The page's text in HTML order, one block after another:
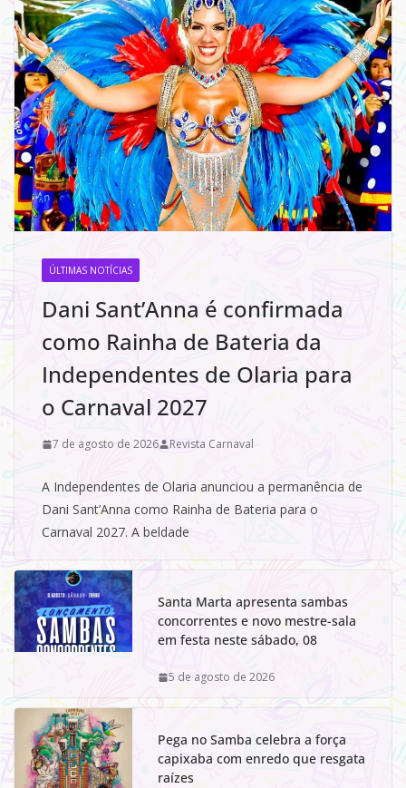
ÚLTIMAS NOTÍCIAS
Dani Sant’Anna é confirmada
como Rainha de Bateria da
Independentes de Olaria para
o Carnaval 2027
7 de agosto de 2026 Revista Carnaval
A Independentes de Olaria anunciou a permanência de
Dani Sant’Anna como Rainha de Bateria para o
Carnaval 2027. A beldade
Santa Marta apresenta sambas
concorrentes e novo mestre-sala
em festa neste sábado, 08
5 de agosto de 2026
Pega no Samba celebra a força
capixaba com enredo que resgata
raízes